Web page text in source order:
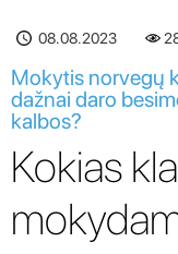
08.08.2023
Mokytis norvegų
dažnai daro
kalbos?
Kokias